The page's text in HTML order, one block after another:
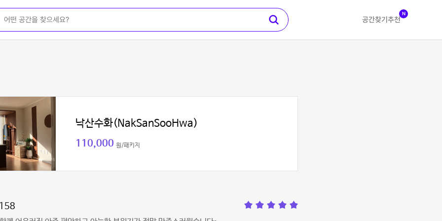
공간찾기 추천
N
낙산수화(NakSanSooHwa)
110,000 원/패키지